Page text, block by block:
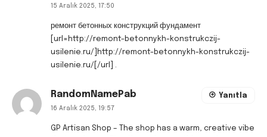
15 Aralık 2025, 17:50
ремонт бетонных конструкций фундамент
[url=http://remont-betonnykh-konstrukczij-
usilenie.ru/]http://remont-betonnykh-konstrukczij-
usilenie.ru/[/url] .
RandomNamePab
16 Aralık 2025, 19:57
GP Artisan Shop – The shop has a warm, creative vibe
Yanıtla